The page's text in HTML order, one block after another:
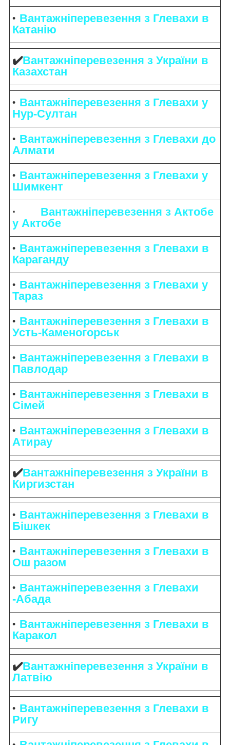
Вантажніперевезення з Глевахи в
Катанію
✔️Вантажніперевезення з України в
Казахстан
Вантажніперевезення з Глевахи у
Нур-Султан
Вантажніперевезення з Глевахи до
Алмати
Вантажніперевезення з Глевахи у
Шимкент
· Вантажніперевезення з Актобе
у Актобе
Вантажніперевезення з Глевахи в
Караганду
Вантажніперевезення з Глевахи у
Тараз
Вантажніперевезення з Глевахи в
Усть-Каменогорськ
Вантажніперевезення з Глевахи в
Павлодар
Вантажніперевезення з Глевахи в
Сімей
Вантажніперевезення з Глевахи в
Атирау
✔️Вантажніперевезення з України в
Киргизстан
Вантажніперевезення з Глевахи в
Бішкек
Вантажніперевезення з Глевахи в
Ош разом
Вантажніперевезення з Глевахи
-Абада
Вантажніперевезення з Глевахи в
Каракол
✔️Вантажніперевезення з України в
Латвію
Вантажніперевезення з Глевахи в
Ригу